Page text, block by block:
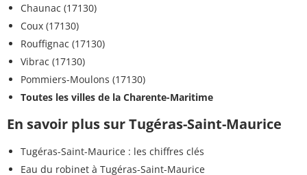
Chaunac (17130)
Coux (17130)
Rouffignac (17130)
Vibrac (17130)
Pommiers-Moulons (17130)
Toutes les villes de la Charente-Maritime
En savoir plus sur Tugéras-Saint-Maurice
Tugéras-Saint-Maurice : les chiffres clés
Eau du robinet à Tugéras-Saint-Maurice